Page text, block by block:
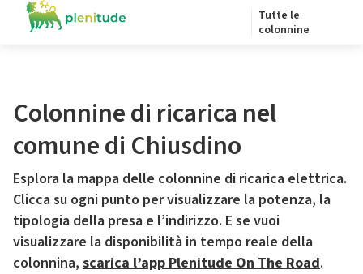
Tutte le
colonnine
Colonnine di ricarica nel
comune di Chiusdino
Esplora la mappa delle colonnine di ricarica elettrica.
Clicca su ogni punto per visualizzare la potenza, la
tipologia della presa e l’indirizzo. E se vuoi
visualizzare la disponibilità in tempo reale della
colonnina, scarica l’app Plenitude On The Road.